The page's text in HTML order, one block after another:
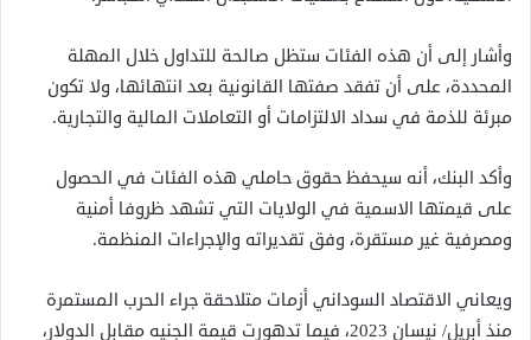
وأشار إلى أن هذه الفئات ستظل صالحة للتداول خلال المهلة
المحددة، على أن تفقد صفتها القانونية بعد انتهائها، ولا تكون
مبرئة للذمة في سداد الالتزامات أو التعاملات المالية والتجارية.
وأكد البنك، أنه سيحفظ حقوق حاملي هذه الفئات في الحصول
على قيمتها الاسمية في الولايات التي تشهد ظروفا أمنية
ومصرفية غير مستقرة، وفق تقديراته والإجراءات المنظمة.
ويعاني الاقتصاد السوداني أزمات متلاحقة جراء الحرب المستمرة
منذ أبريل/ نيسان 2023، فيما تدهورت قيمة الجنيه مقابل الدولار،